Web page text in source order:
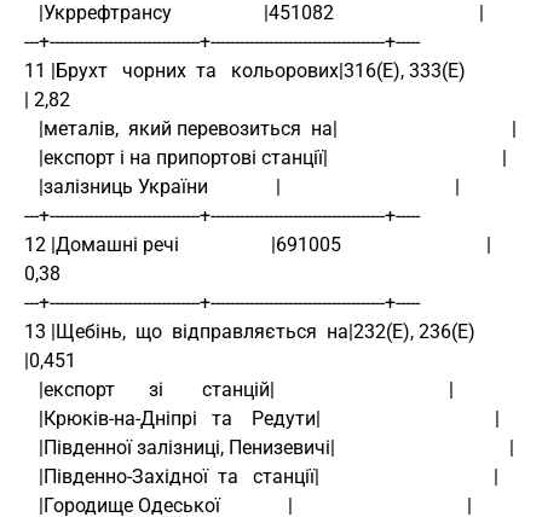
   |Укррефтрансу                   |451082                              |
---+-------------------------------+------------------------------------+-----
11 |Брухт   чорних  та   кольорових|316(Е), 333(Е)
| 2,82
   |металів,  який перевозиться  на|                                    |
   |експорт і на припортові станції|                                    |
   |залізниць України              |                                    |
---+-------------------------------+------------------------------------+-----
12 |Домашні речі                   |691005                              |
0,38
---+-------------------------------+------------------------------------+-----
13 |Щебінь,  що  відправляється  на|232(Е), 236(Е)
|0,451
   |експорт       зі        станцій|                                    |
   |Крюків-на-Дніпрі   та    Редути|                                    |
   |Південної залізниці, Пенизевичі|                                    |
   |Південно-Західної  та   станції|                                    |
   |Городище Одеської              |                                    |